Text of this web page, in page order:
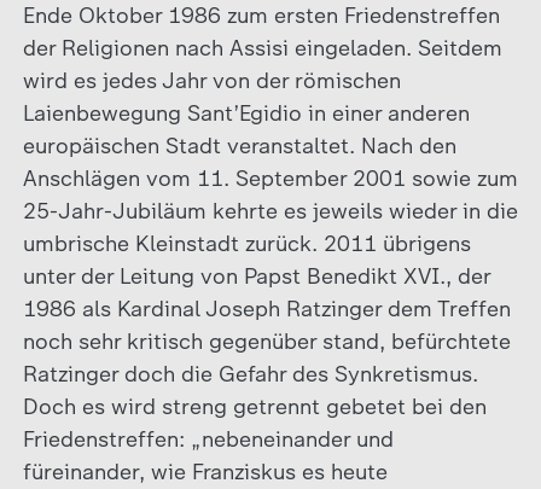
Ende Oktober 1986 zum ersten Friedenstreffen
der Religionen nach Assisi eingeladen. Seitdem
wird es jedes Jahr von der römischen
Laienbewegung Sant’Egidio in einer anderen
europäischen Stadt veranstaltet. Nach den
Anschlägen vom 11. September 2001 sowie zum
25-Jahr-Jubiläum kehrte es jeweils wieder in die
umbrische Kleinstadt zurück. 2011 übrigens
unter der Leitung von Papst Benedikt XVI., der
1986 als Kardinal Joseph Ratzinger dem Treffen
noch sehr kritisch gegenüber stand, befürchtete
Ratzinger doch die Gefahr des Synkretismus.
Doch es wird streng getrennt gebetet bei den
Friedenstreffen: „nebeneinander und
füreinander, wie Franziskus es heute